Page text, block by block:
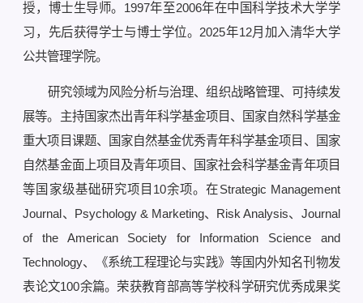
授，博士生导师。1997年至2006年在中国科学技术大学学
习，先后获得学士与博士学位。2025年12月加入清华大学
公共管理学院。
研究领域为风险分析与治理、组织战略管理、可持续发
展等。主持国家杰出青年科学基金项目、国家自然科学基金
重大项目课题、国家自然基金优秀青年科学基金项目、国家
自然基金面上项目及青年项目、国家社会科学基金青年项目
等国家级基础研究项目10余项。在Strategic Management
Journal、Psychology & Marketing、Risk Analysis、Journal
of the American Society for Information Science and
Technology、《系统工程理论与实践》等国内外知名刊物发
表论文100余篇。荣获教育部高等学校科学研究优秀成果奖